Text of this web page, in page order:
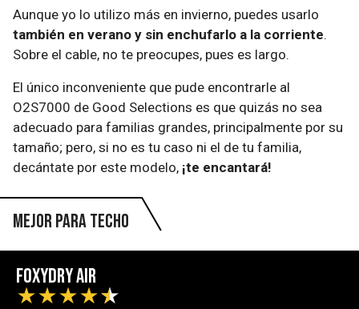
Aunque yo lo utilizo más en invierno, puedes usarlo
también en verano y sin enchufarlo a la corriente.
Sobre el cable, no te preocupes, pues es largo.
El único inconveniente que pude encontrarle al
O2S7000 de Good Selections es que quizás no sea
adecuado para familias grandes, principalmente por su
tamaño; pero, si no es tu caso ni el de tu familia,
decántate por este modelo, ¡te encantará!
Mejor para techo
Foxydry Air
★★★★★